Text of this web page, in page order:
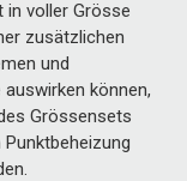
in voller Grösse
zusätzlichen
und
können,
Grössensets